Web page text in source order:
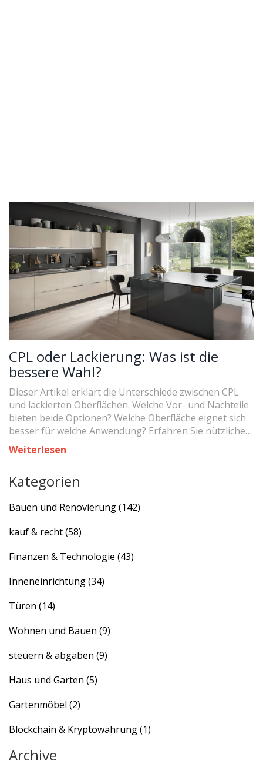
CPL oder Lackierung: Was ist die
bessere Wahl?
Dieser Artikel erklärt die Unterschiede zwischen CPL
und lackierten Oberflächen. Welche Vor- und Nachteile
bieten beide Optionen? Welche Oberfläche eignet sich
besser für welche Anwendung? Erfahren Sie nützliche
Fakten und Tipps, um die richtige Entscheidung für Ihre
Inneneinrichtung zu treffen.
Weiterlesen
Kategorien
Bauen und Renovierung(142)
kauf & recht(58)
Finanzen & Technologie (43)
Inneneinrichtung(34)
Türen (14)
Wohnen und Bauen (9)
steuern & abgaben (9)
Haus und Garten (5)
Gartenmöbel (2)
Blockchain & Kryptowährung(1)
Archive